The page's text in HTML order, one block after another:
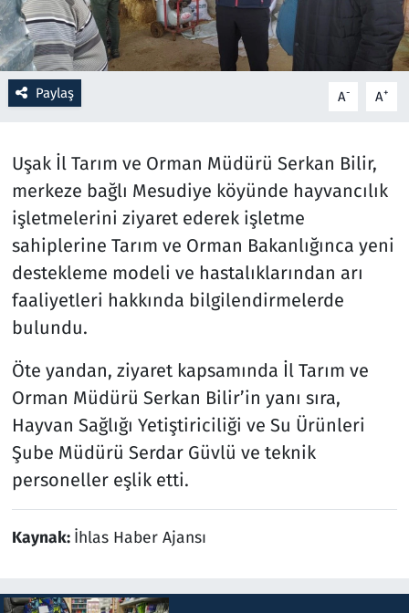
Paylaş A- A+
Uşak İl Tarım ve Orman Müdürü Serkan Bilir,
merkeze bağlı Mesudiye köyünde hayvancılık
işletmelerini ziyaret ederek işletme
sahiplerine Tarım ve Orman Bakanlığınca yeni
destekleme modeli ve hastalıklarından arı
faaliyetleri hakkında bilgilendirmelerde
bulundu.
Öte yandan, ziyaret kapsamında İl Tarım ve
Orman Müdürü Serkan Bilir’in yanı sıra,
Hayvan Sağlığı Yetiştiriciliği ve Su Ürünleri
Şube Müdürü Serdar Güvlü ve teknik
personeller eşlik etti.
Kaynak: İhlas Haber Ajansı
Rüya Tabirleri
Sağlık
Savunma Sanayi
Seçim 2023
Spor
Teknoloji ve Bilim
Televizyon